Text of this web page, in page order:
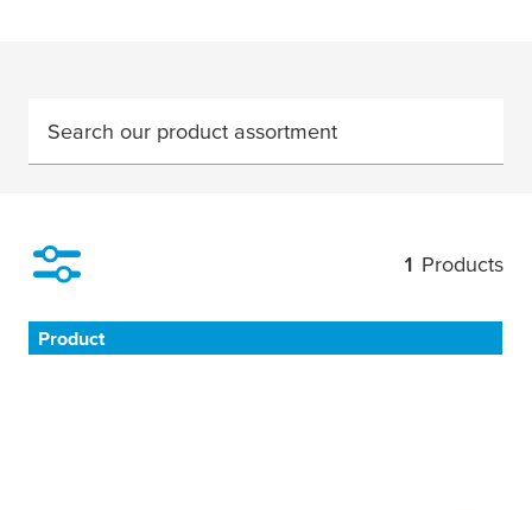
Search our product assortment
1 Products
Product